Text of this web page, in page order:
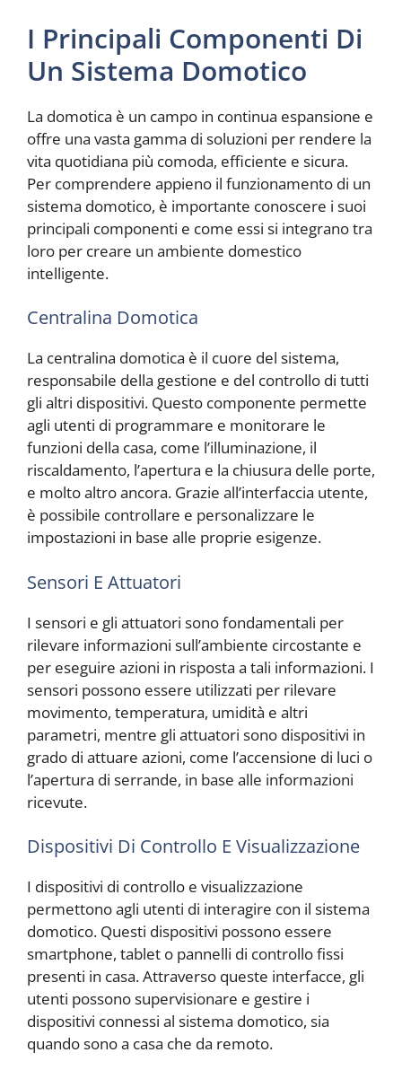
I Principali Componenti Di
Un Sistema Domotico
La domotica è un campo in continua espansione e
offre una vasta gamma di soluzioni per rendere la
vita quotidiana più comoda, efficiente e sicura.
Per comprendere appieno il funzionamento di un
sistema domotico, è importante conoscere i suoi
principali componenti e come essi si integrano tra
loro per creare un ambiente domestico
intelligente.
Centralina Domotica
La centralina domotica è il cuore del sistema,
responsabile della gestione e del controllo di tutti
gli altri dispositivi. Questo componente permette
agli utenti di programmare e monitorare le
funzioni della casa, come l’illuminazione, il
riscaldamento, l’apertura e la chiusura delle porte,
e molto altro ancora. Grazie all’interfaccia utente,
è possibile controllare e personalizzare le
impostazioni in base alle proprie esigenze.
Sensori E Attuatori
I sensori e gli attuatori sono fondamentali per
rilevare informazioni sull’ambiente circostante e
per eseguire azioni in risposta a tali informazioni. I
sensori possono essere utilizzati per rilevare
movimento, temperatura, umidità e altri
parametri, mentre gli attuatori sono dispositivi in
grado di attuare azioni, come l’accensione di luci o
l’apertura di serrande, in base alle informazioni
ricevute.
Dispositivi Di Controllo E Visualizzazione
I dispositivi di controllo e visualizzazione
permettono agli utenti di interagire con il sistema
domotico. Questi dispositivi possono essere
smartphone, tablet o pannelli di controllo fissi
presenti in casa. Attraverso queste interfacce, gli
utenti possono supervisionare e gestire i
dispositivi connessi al sistema domotico, sia
quando sono a casa che da remoto.